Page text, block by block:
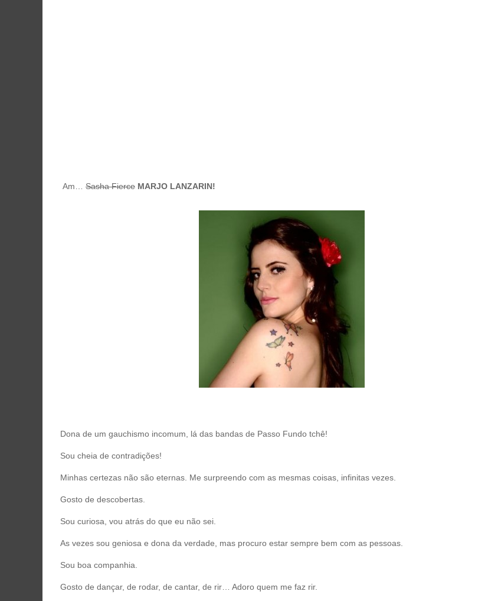
Am… Sasha Fierce MARJO LANZARIN!
Dona de um gauchismo incomum, lá das bandas de Passo Fundo tchê!
Sou cheia de contradições!
Minhas certezas não são eternas. Me surpreendo com as mesmas coisas, infinitas vezes.
Gosto de descobertas.
Sou curiosa, vou atrás do que eu não sei.
As vezes sou geniosa e dona da verdade, mas procuro estar sempre bem com as pessoas.
Sou boa companhia.
Gosto de dançar, de rodar, de cantar, de rir… Adoro quem me faz rir.